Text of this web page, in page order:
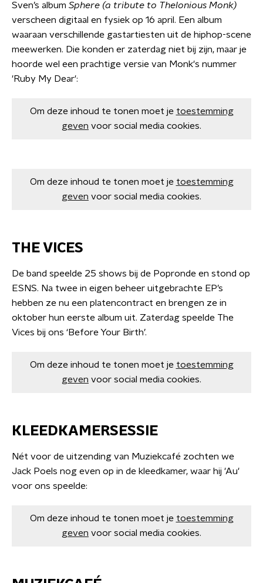
Sven’s album Sphere (a tribute to Thelonious Monk)
verscheen digitaal en fysiek op 16 april. Een album
waaraan verschillende gastartiesten uit de hiphop-scene
meewerken. Die konden er zaterdag niet bij zijn, maar je
hoorde wel een prachtige versie van Monk's nummer
'Ruby My Dear':
Om deze inhoud te tonen moet je toestemming
geven voor social media cookies.
Om deze inhoud te tonen moet je toestemming
geven voor social media cookies.
THE VICES
De band speelde 25 shows bij de Popronde en stond op
ESNS. Na twee in eigen beheer uitgebrachte EP’s
hebben ze nu een platencontract en brengen ze in
oktober hun eerste album uit. Zaterdag speelde The
Vices bij ons ‘Before Your Birth’.
Om deze inhoud te tonen moet je toestemming
geven voor social media cookies.
KLEEDKAMERSESSIE
Nét voor de uitzending van Muziekcafé zochten we
Jack Poels nog even op in de kleedkamer, waar hij 'Au'
voor ons speelde:
Om deze inhoud te tonen moet je toestemming
geven voor social media cookies.